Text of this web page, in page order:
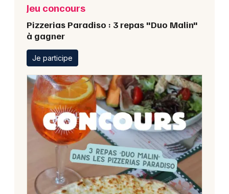
Jeu concours
Pizzerias Paradiso : 3 repas "Duo Malin"
à gagner
Je participe